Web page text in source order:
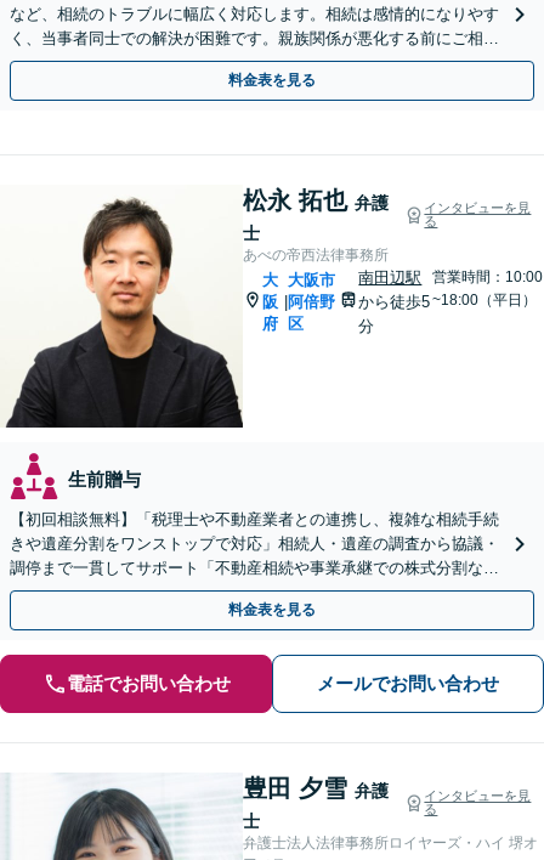
など、相続のトラブルに幅広く対応します。相続は感情的になりやす
く、当事者同士での解決が困難です。親族関係が悪化する前にご相談
ください。【夜間・休日対応可能】【完全個室完備】
料金表を見る
松永 拓也 弁護
士
インタビューを見
る
あべの帝西法律事務所
大
阪
府
大阪市
阿倍野
区
南田辺駅
から徒歩5
分
営業時間：10:00
~18:00（平日）
生前贈与
【初回相談無料】「税理士や不動産業者との連携し、複雑な相続手続
きや遺産分割をワンストップで対応」相続人・遺産の調査から協議・
調停まで一貫してサポート「不動産相続や事業承継での株式分割など
豊富な経験」【完全個室対応】【休日・夜間相談可】
料金表を見る
電話でお問い合わせ メールでお問い合わせ
豊田 夕雪 弁護
士
インタビューを見
る
弁護士法人法律事務所ロイヤーズ・ハイ 堺オ